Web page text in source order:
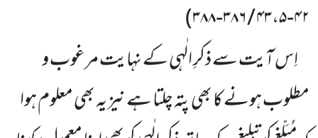
۴۲-۴۳،۵ / ۳۸۶-۳۸۸
)
اِس آیت سے ذکرِ الٰہی کے نہایت مرغوب و
مطلوب ہونے کا بھی پتہ چلتا ہے نیز یہ بھی معلوم ہوا